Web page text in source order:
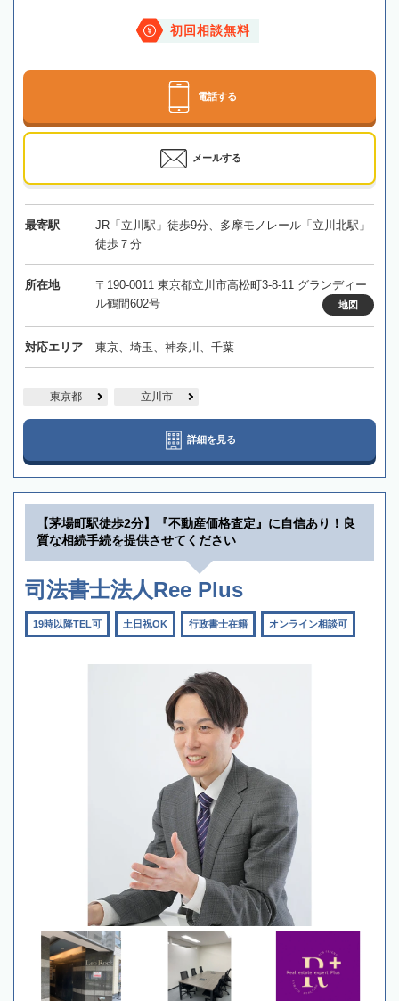
初回相談無料
電話する
メールする
最寄駅
JR「立川駅」徒歩9分、多摩モノレール「立川北駅」
徒歩７分
所在地
〒190-0011 東京都立川市高松町3-8-11 グランディー
ル鶴間602号
地図
対応エリア 東京、埼玉、神奈川、千葉
東京都 立川市
詳細を見る
【茅場町駅徒歩2分】『不動産価格査定』に自信あり！良
質な相続手続を提供させてください
司法書士法人Ree Plus
19時以降TEL可 土日祝OK 行政書士在籍 オンライン相談可